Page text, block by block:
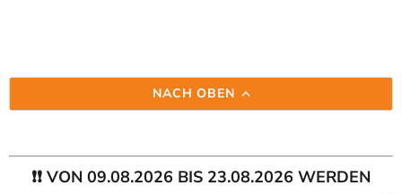
NACH OBEN
❗❗ VON 09.08.2026 BIS 23.08.2026 WERDEN